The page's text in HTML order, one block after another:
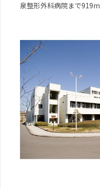
泉整形外科病院まで919m